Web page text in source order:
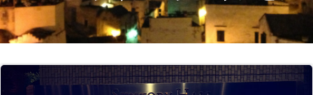
ッ
プ